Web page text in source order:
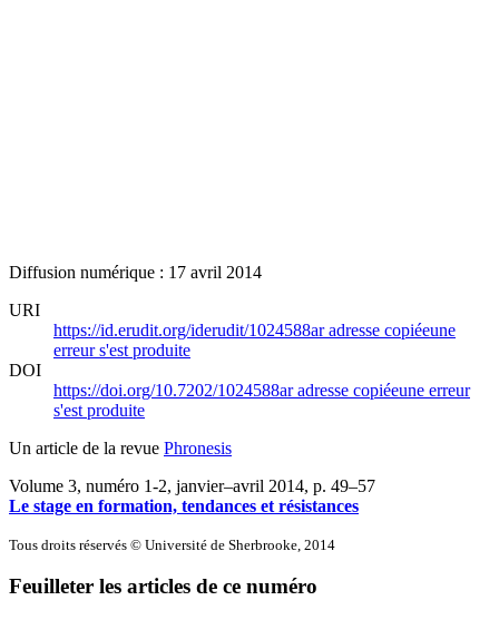
Diffusion numérique : 17 avril 2014
URI
https://id.erudit.org/iderudit/1024588aradresse copiéeune
erreur s'est produite
DOI
https://doi.org/10.7202/1024588aradresse copiéeune erreur
s'est produite
Un article de la revue Phronesis
Volume 3, numéro 1-2, janvier–avril 2014, p. 49–57
Le stage en formation, tendances et résistances
Tous droits réservés © Université de Sherbrooke, 2014
Feuilleter les articles de ce numéro